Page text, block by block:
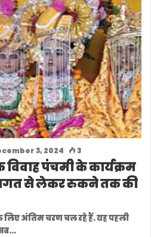
3, 2024 3
पंचमी के कार्यक्रम
से लेकर रुकने तक की
लिए अंतिम चरण चल रहे हैं. यह पहली